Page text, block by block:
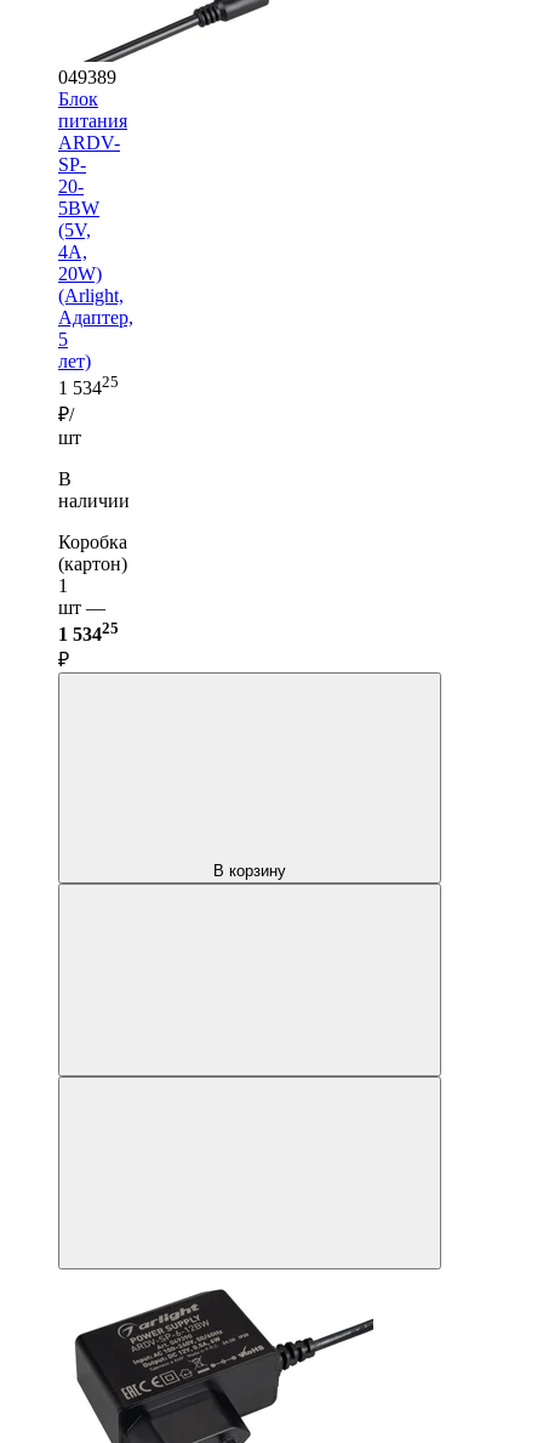
049389
Блок
питания
ARDV-
SP-
20-
5BW
(5V,
4A,
20W)
(Arlight,
Адаптер,
5
лет)
1 53425
₽/
шт
В
наличии
Коробка
(картон)
1
шт —
1 53425
₽
В корзину